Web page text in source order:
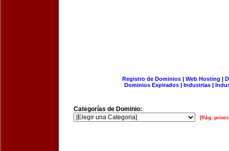
Registro de Dominios| Web Hosting |
Dominios Expirados | Industrias |
Categorías de Dominio:
[Pág.